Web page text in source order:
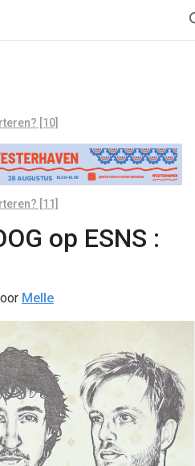
[10]
[11]
op ESNS :
Melle